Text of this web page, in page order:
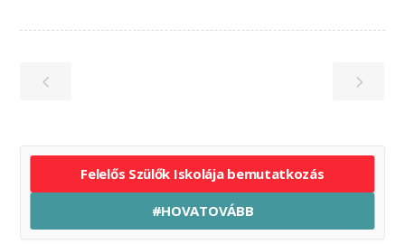
Felelős Szülők Iskolája bemutatkozás
#HOVATOVÁBB